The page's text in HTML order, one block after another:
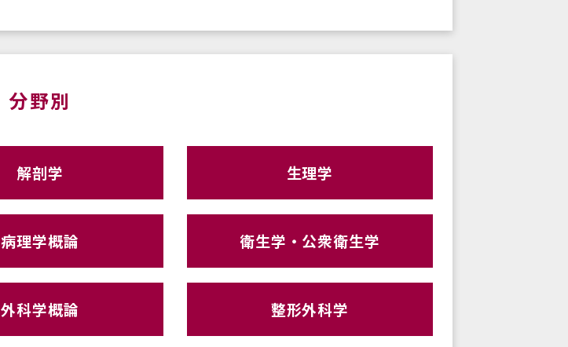
分野別
解剖学 生理学
病理学概論 衛生学・公衆衛生学
外科学概論 整形外科学